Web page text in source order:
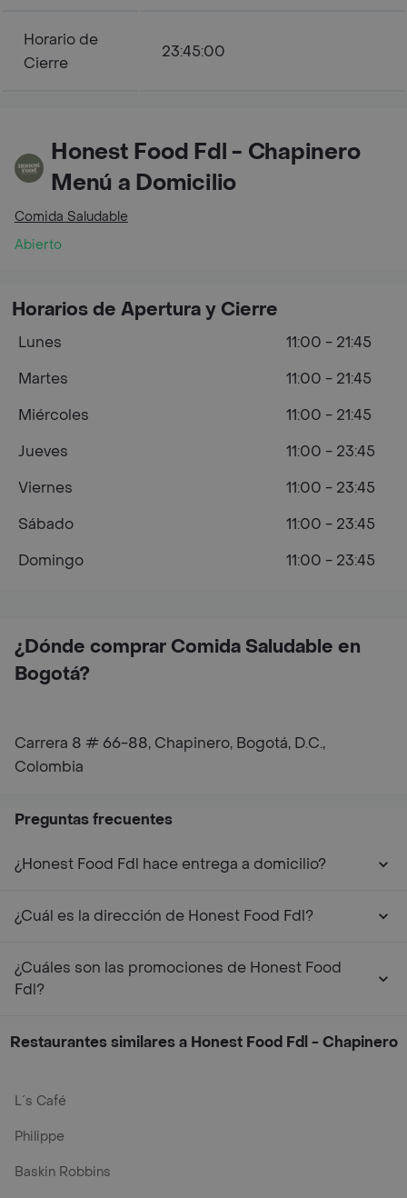
Horario de
Cierre
23:45:00
Honest Food Fdl - Chapinero
Menú a Domicilio
Comida Saludable
Abierto
¿Dónde comprar Comida Saludable en
Bogotá?
Carrera 8 # 66-88, Chapinero, Bogotá, D.C.,
Colombia
Horarios de Apertura y Cierre
Lunes
11:00 - 21:45
Martes
11:00 - 21:45
Miércoles
11:00 - 21:45
Jueves
11:00 - 23:45
Viernes
11:00 - 23:45
Sábado
11:00 - 23:45
Domingo
11:00 - 23:45
Preguntas frecuentes
¿Honest Food Fdl hace entrega a domicilio?
¿Cuál es la dirección de Honest Food Fdl?
¿Cuáles son las promociones de Honest Food
Fdl?
Restaurantes similares a Honest Food Fdl - Chapinero
L´s Café
Philippe
Baskin Robbins